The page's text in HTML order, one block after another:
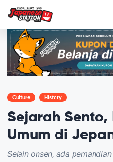
Culture History
Sejarah Sento,
Umum di
Selain onsen, ada